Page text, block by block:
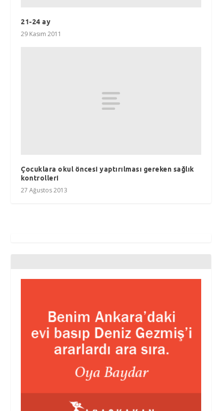
21-24 ay
29 Kasım 2011
Çocuklara okul öncesi yaptırılması gereken sağlık
kontrolleri
27 Ağustos 2013